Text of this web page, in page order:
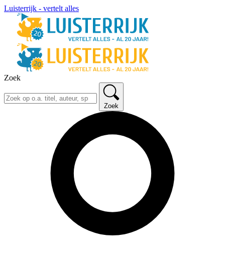
Luisterrijk - vertelt alles
Zoek
Zoek